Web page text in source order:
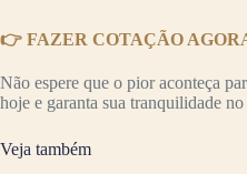
👉 FAZER COTAÇÃO
Não espere que o pior aconteça
hoje e garanta sua tranquilidade
Veja também